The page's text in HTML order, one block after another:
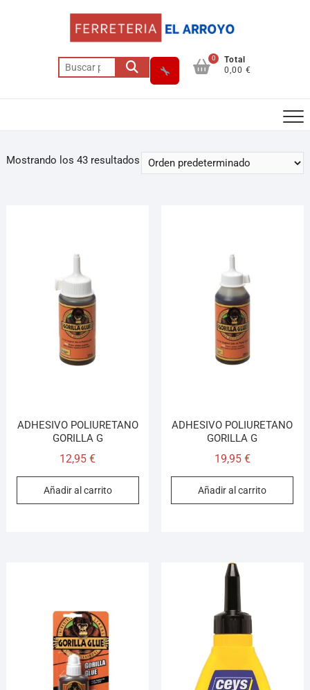
0
Total
0,00 €
Mostrando los 43 resultados
ADHESIVO POLIURETANO
GORILLA G
12,95€
Añadir al carrito
ADHESIVO POLIURETANO
GORILLA G
19,95 €
Añadir al carrito
Asesor El Arroyo
En línea · responde en segundos
aunque no sepas el nombre exacto